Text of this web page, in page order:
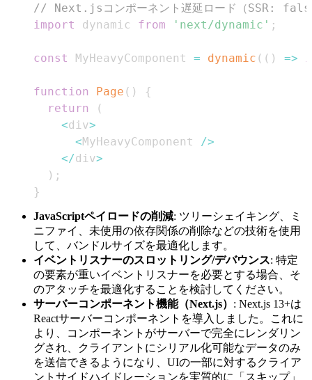
// Next.jsコンポーネント遅延ロード（SSR: false
import
dynamic from 'next/dynamic' ;
const MyHeavyComponent = dynamic ( ( ) =>
function Page ( )
{
return
(
<div>
<MyHeavyComponent />
</div>
) ;
}
JavaScriptペイロードの削減: ツリーシェイキング、ミ
ニファイ、未使用の依存関係の削除などの技術を使用
して、バンドルサイズを最適化します。
イベントリスナーのスロットリング/デバウンス: 特定
の要素が重いイベントリスナーを必要とする場合、そ
のアタッチを最適化することを検討してください。
サーバーコンポーネント機能（Next.js） : Next.js 13+は
Reactサーバーコンポーネントを導入しました。これに
より、コンポーネントがサーバーで完全にレンダリン
グされ、クライアントにシリアル化可能なデータのみ
を送信できるようになり、UIの一部に対するクライア
ントサイドハイドレーションを実質的に「スキップ」